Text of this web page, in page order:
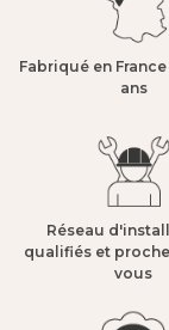
Fabriqué en
ans​
Réseau
qualifiés et
vous​